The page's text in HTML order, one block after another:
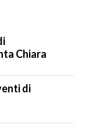
Chiara
di